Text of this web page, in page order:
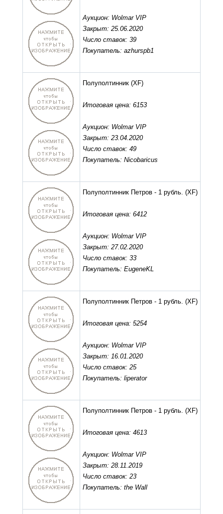
Аукцион: Wolmar VIP
Закрыт: 25.06.2020
Число ставок: 39
Покупатель: azhurspb1
Полуполтинник (XF)
Итоговая цена: 6153
Аукцион: Wolmar VIP
Закрыт: 23.04.2020
Число ставок: 49
Покупатель: Nicobaricus
Полуполтинник Петров - 1 рубль. (XF)
Итоговая цена: 6412
Аукцион: Wolmar VIP
Закрыт: 27.02.2020
Число ставок: 33
Покупатель: EugeneKL
Полуполтинник Петров - 1 рубль. (XF)
Итоговая цена: 5254
Аукцион: Wolmar VIP
Закрыт: 16.01.2020
Число ставок: 25
Покупатель: liperator
Полуполтинник Петров - 1 рубль. (XF)
Итоговая цена: 4613
Аукцион: Wolmar VIP
Закрыт: 28.11.2019
Число ставок: 23
Покупатель: the Wall